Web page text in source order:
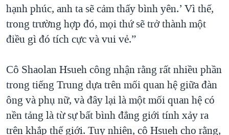
hạnh phúc, anh ta sẽ cảm thấy bình yên.’ Vì thế,
trong trường hợp đó, mọi thứ sẽ trở thành một
điều gì đó tích cực và vui vẻ.”
Cô Shaolan Hsueh công nhận rằng rất nhiều phần
trong tiếng Trung dựa trên mối quan hệ giữa đàn
ông và phụ nữ, và đây lại là một mối quan hệ có
nền tảng là từ sự bất bình đẳng giới tính xảy ra
trên khắp thế giới. Tuy nhiên, cô Hsueh cho rằng,